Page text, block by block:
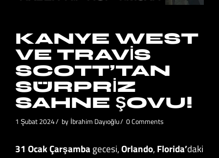
KANYE WEST
VE TRAVIS
SCOTT’TAN
SÜRPRIZ
SAHNE ŞOVU!
1 Şubat 2024 by İbrahim Dayıoğlu 0 Comments
31 Ocak Çarşamba gecesi,Orlando, Florida’daki